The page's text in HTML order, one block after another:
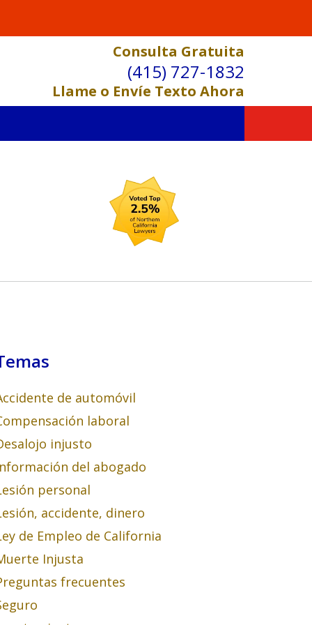
Consulta Gratuita
(415) 727-1832
Llame o Envíe Texto Ahora
de automóvil
laboral
injusto
del abogado
personal
accidente, dinero
de Empleo de California
Injusta
frecuentes